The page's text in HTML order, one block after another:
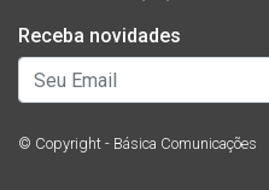
Receba novidades
© Copyright - Básica Comunicações